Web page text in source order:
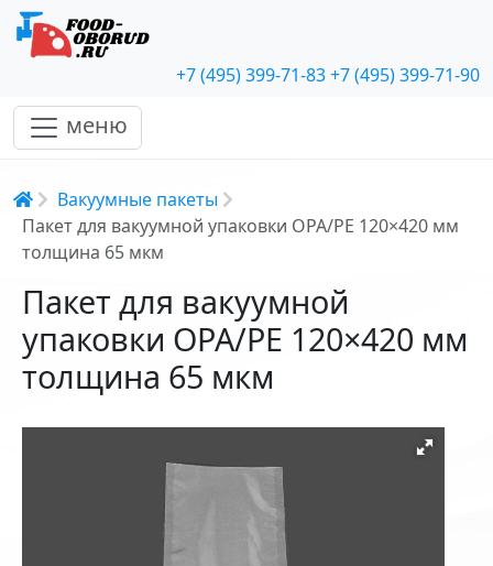
+7 (495) 399-71-83+7 (495) 399-71-90
меню
Строка навигации
Вакуумные пакеты
Пакет для вакуумной упаковки OPA/PE 120×420 мм
толщина 65 мкм
Пакет для вакуумной
упаковки OPA/PE 120×420 мм
толщина 65 мкм